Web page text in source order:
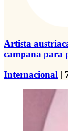
Artista
campana para
Internacional |